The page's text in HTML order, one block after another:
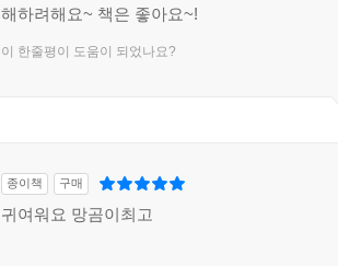
해하려해요~ 책은 좋아요~!
이 한줄평이 도움이 되었나요?
종이책 구매
귀여워요 망곰이최고